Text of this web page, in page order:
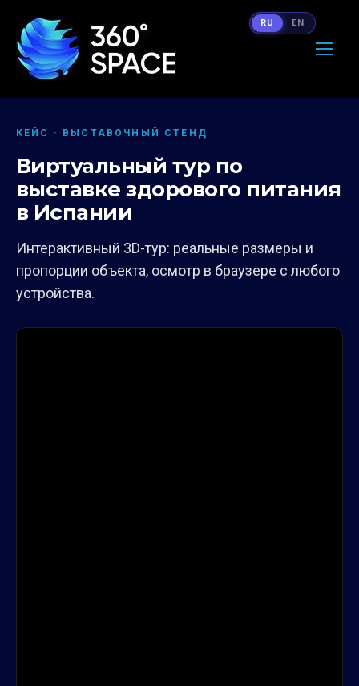
КЕЙС · ВЫСТАВОЧНЫЙ СТЕНД
Виртуальный тур по
выставке здорового питания
в Испании
Интерактивный 3D-тур: реальные размеры и
пропорции объекта, осмотр в браузере с любого
устройства.
RU EN